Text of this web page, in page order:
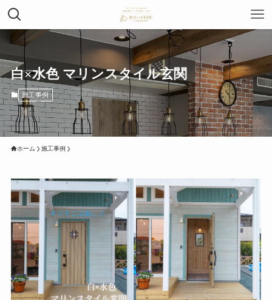
白×水色 マリンスタイル玄関
施工事例
ホーム 施工事例